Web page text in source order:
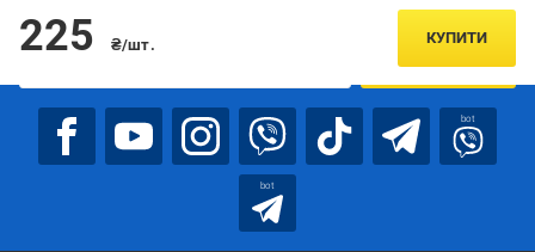
225 ₴/шт. КУПИТИ
Підписуйтесь, щоб дізнаватись першим про акції та пропозиції
ПІДПИСАТИСЯ
bot
bot